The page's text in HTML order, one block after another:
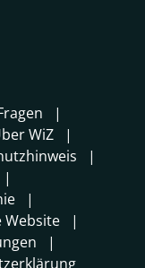
WiZ
Website